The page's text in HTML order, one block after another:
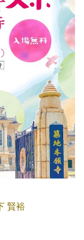
賢裕